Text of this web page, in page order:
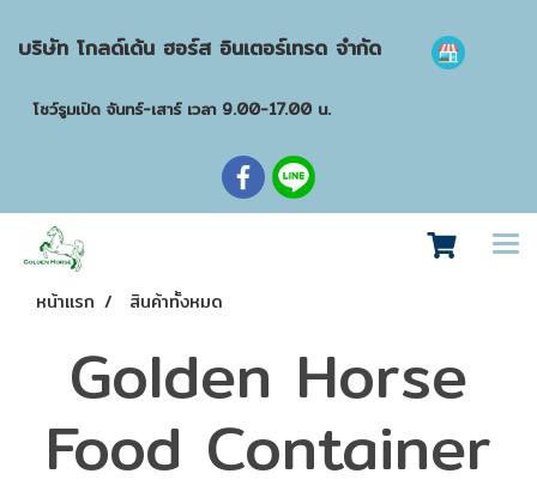
บริษัท โกลด์เด้น ฮอร์ส อินเตอร์เทรด จำกัด
โชว์รูมเปิด จันทร์-เสาร์ เวลา 9.00-17.00 น.
หน้าแรก สินค้าทั้งหมด
Golden Horse
Food Container